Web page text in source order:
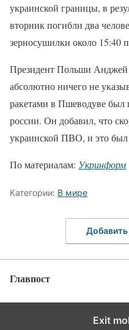
украинской границы, в
вторник погибли два
зерносушилки около 15:40
Президент Польши Анджей
абсолютно ничего не
ракетами в Пшеводуве
россии. Он добавил, что
украинской ПВО, и это был
По материалам: Укринформ
Категории: В мире
Главпост
Exit